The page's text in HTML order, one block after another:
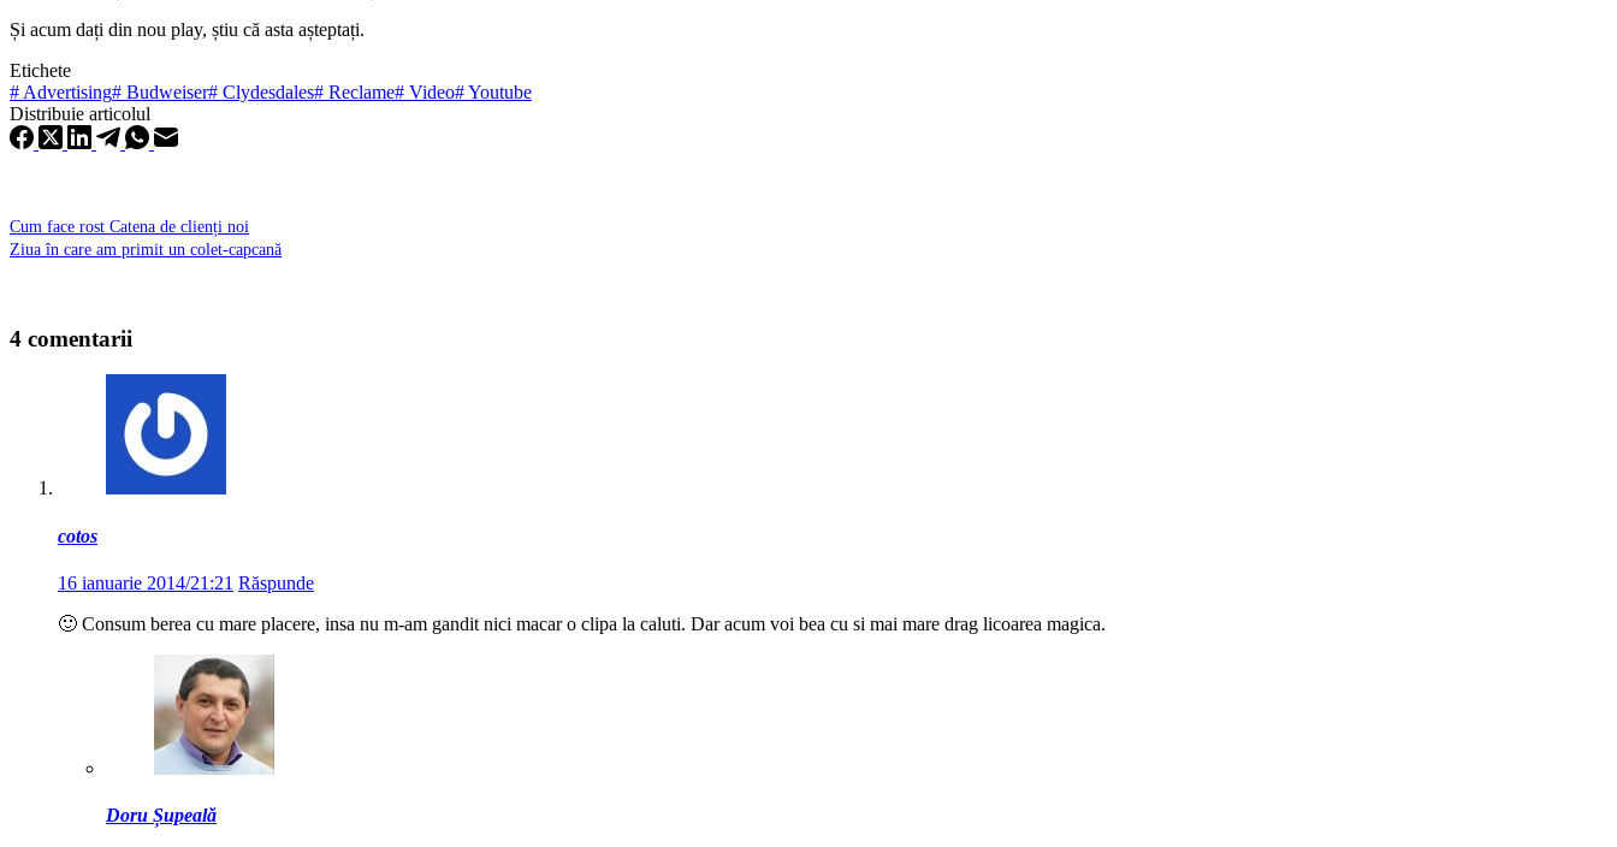
Și acum dați din nou play, știu că asta așteptați.
Etichete
# Advertising# Budweiser# Clydesdales# Reclame# Video#Youtube
Distribuie articolul
Cum face rost Catena de clienți noi
Ziua în care am primit un colet-capcană
4 comentarii
cotos
16 ianuarie 2014/21:21 Răspunde
🙂 Consum berea cu mare placere, insa nu m-am gandit nici macar o clipa la caluti. Dar acum voi bea cu si mai mare drag licoarea magica.
Doru Șupeală